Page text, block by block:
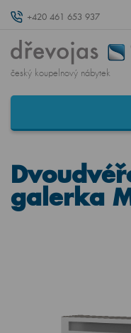
+420 461 653 937
český koupelnový nábytek
galerka